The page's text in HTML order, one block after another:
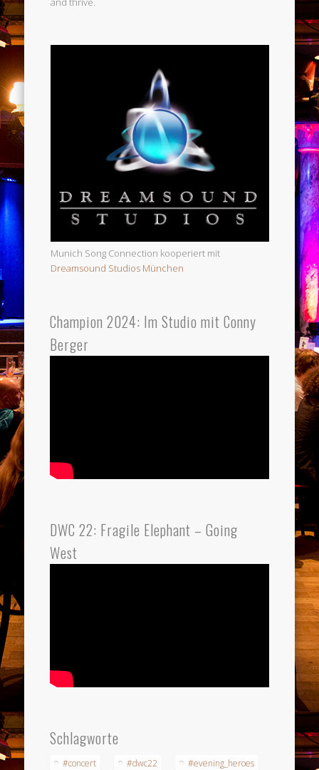
Munich Song Connection kooperiert mit
Dreamsound Studios München
Champion 2024: Im Studio mit Conny
Berger
DWC 22: Fragile Elephant – Going
West
Schlagworte
#concert #dwc22 #evening_heroes